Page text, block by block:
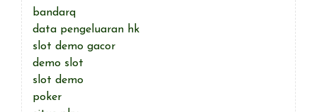
bandarq
data pengeluaran hk
slot demo gacor
demo slot
slot demo
poker